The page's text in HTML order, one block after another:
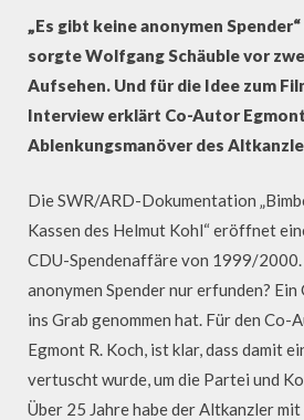
„Es gibt keine anonymen
sorgte Wolfgang Schäuble vor
Aufsehen. Und für die Idee zum
Interview erklärt Co-Autor Egmont
Ablenkungsmanöver des
Die SWR/ARD-Dokumentation
Kassen des Helmut Kohl“ eröffnet
CDU-Spendenaffäre von 1999/
anonymen Spender nur erfunden? Ein
ins Grab genommen hat. Für den Co-
Egmont R. Koch, ist klar, dass damit
vertuscht wurde, um die Partei und
Über 25 Jahre habe der Altkanzler mit